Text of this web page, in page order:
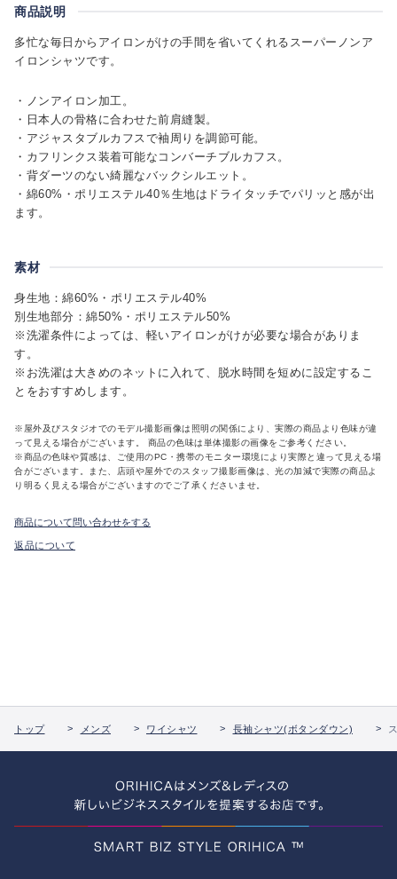
商品説明
多忙な毎日からアイロンがけの手間を省いてくれるスーパーノンア
イロンシャツです。
・ノンアイロン加工。
・日本人の骨格に合わせた前肩縫製。
・アジャスタブルカフスで袖周りを調節可能。
・カフリンクス装着可能なコンバーチブルカフス。
・背ダーツのない綺麗なバックシルエット。
・綿60%・ポリエステル40％生地はドライタッチでパリッと感が出
ます。
素材
身生地：綿60%・ポリエステル40%
別生地部分：綿50%・ポリエステル50%
※洗濯条件によっては、軽いアイロンがけが必要な場合がありま
す。
※お洗濯は大きめのネットに入れて、脱水時間を短めに設定するこ
とをおすすめします。
※屋外及びスタジオでのモデル撮影画像は照明の関係により、実際の商品より色味が違
って見える場合がございます。 商品の色味は単体撮影の画像をご参考ください。
※商品の色味や質感は、ご使用のPC・携帯のモニター環境により実際と違って見える場
合がございます。また、店頭や屋外でのスタッフ撮影画像は、光の加減で実際の商品よ
り明るく見える場合がございますのでご了承くださいませ。
商品について問い合わせをする
返品について
トップ メンズ ワイシャツ 長袖シャツ(ボタンダウン)